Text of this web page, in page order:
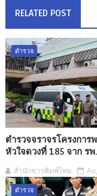
RELATED POST
ตำรวจ
ตำรวจจราจรโครงการ
หัวใจดวงที่ 185 จาก ร
สำนักข่าวพิมพ์ไทย
ตำรวจ